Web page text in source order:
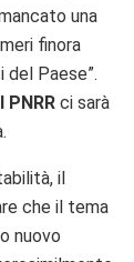
una
finora
Paese”.
ci sarà
il
che il tema
nuovo